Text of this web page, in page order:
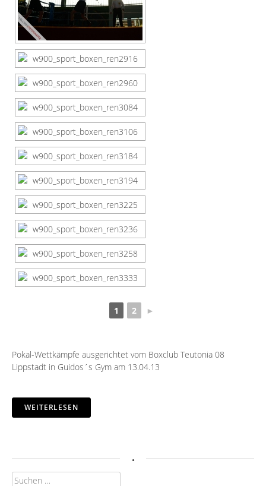
1 2 ►
Pokal-Wettkämpfe ausgerichtet vom Boxclub Teutonia 08
Lippstadt in Guidos´s Gym am 13.04.13
WEITERLESEN
.
Suchen